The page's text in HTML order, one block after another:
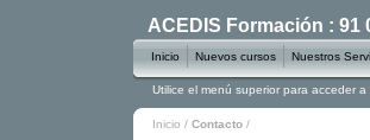
Inicio / Contacto /
ACEDIS Formación : 91
Inicio Nuevos cursos Nuestros
Utilice el menú superior para acceder